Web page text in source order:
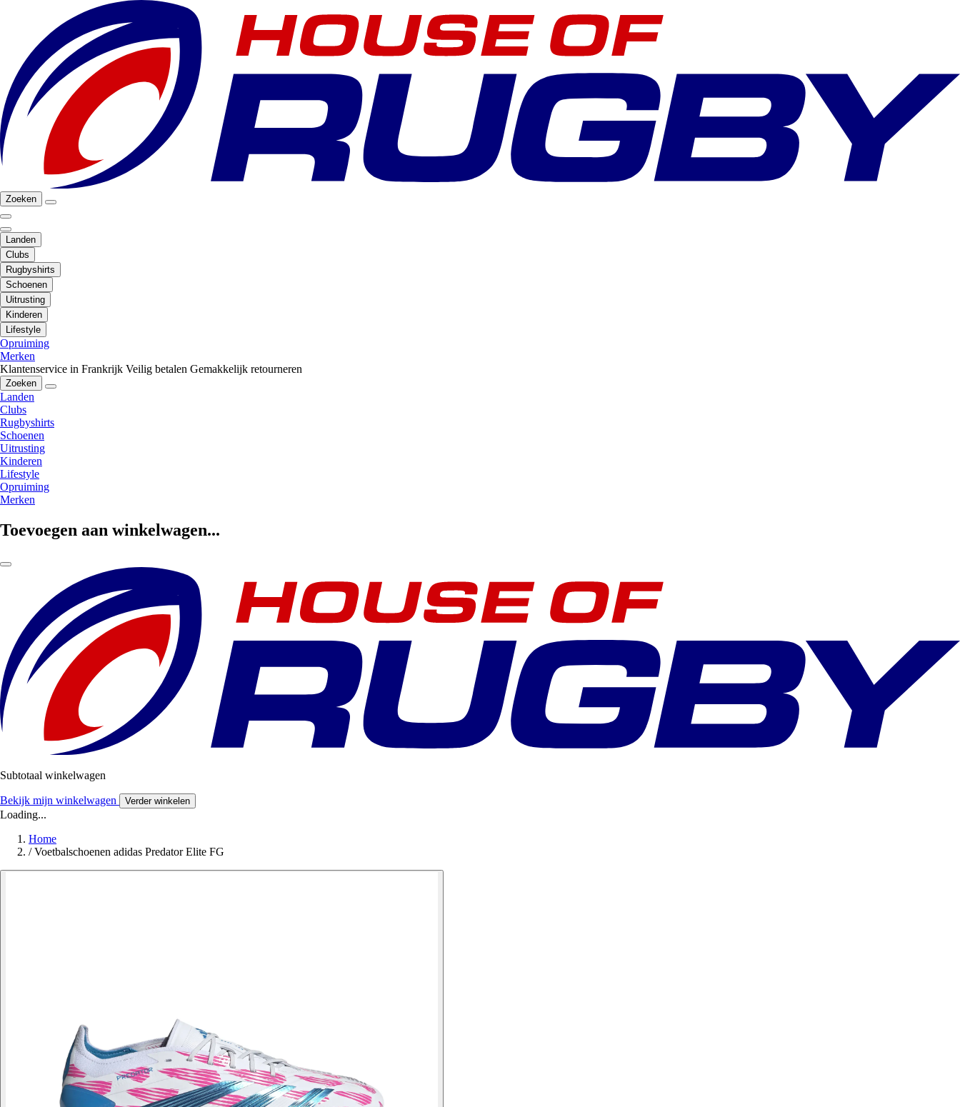
Zoeken
Landen
Clubs
Rugbyshirts
Schoenen
Uitrusting
Kinderen
Lifestyle
Opruiming
Merken
Klantenservice in Frankrijk Veilig betalen Gemakkelijk retourneren
Zoeken
Landen
Clubs
Rugbyshirts
Schoenen
Uitrusting
Kinderen
Lifestyle
Opruiming
Merken
Toevoegen aan winkelwagen...
Subtotaal winkelwagen
Bekijk mijn winkelwagen Verder winkelen
Loading...
Home
/ Voetbalschoenen adidas Predator Elite FG